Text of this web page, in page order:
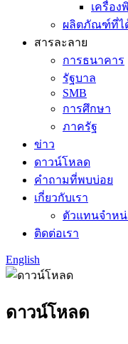
เครื่อง
ผลิตภัณฑ์ที่ได้
สารละลาย
การธนาคาร
รัฐบาล
SMB
การศึกษา
ภาครัฐ
ข่าว
ดาวน์โหลด
คำถามที่พบบ่อย
เกี่ยวกับเรา
ตัวแทนจำหน่
ติดต่อเรา
English
ดาวน์โหลด